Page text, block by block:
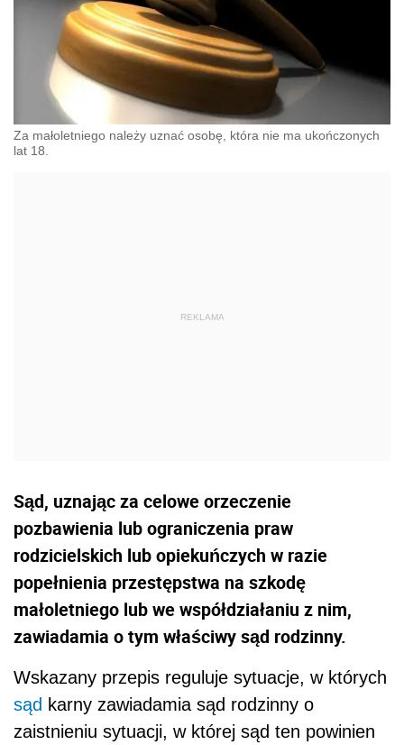
Za małoletniego należy uznać osobę, która nie ma ukończonych
lat 18.
Sąd, uznając za celowe orzeczenie
pozbawienia lub ograniczenia praw
rodzicielskich lub opiekuńczych w razie
popełnienia przestępstwa na szkodę
małoletniego lub we współdziałaniu z nim,
zawiadamia o tym właściwy sąd rodzinny.
Wskazany przepis reguluje sytuacje, w których
sąd karny zawiadamia sąd rodzinny o
zaistnieniu sytuacji, w której sąd ten powinien